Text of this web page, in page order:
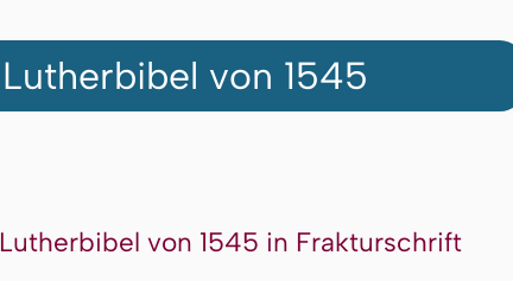
von 1545
von 1545 in Frakturschrift